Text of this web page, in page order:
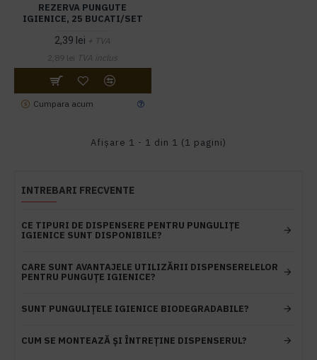
REZERVA PUNGUTE
IGIENICE, 25 BUCATI/SET
2,39 lei + TVA
2,89 lei TVA inclus
Cumpara acum
Afişare 1 - 1 din 1 (1 pagini)
INTREBARI FRECVENTE
CE TIPURI DE DISPENSERE PENTRU PUNGULIȚE
IGIENICE SUNT DISPONIBILE?
CARE SUNT AVANTAJELE UTILIZĂRII DISPENSERELELOR
PENTRU PUNGUȚE IGIENICE?
SUNT PUNGULIȚELE IGIENICE BIODEGRADABILE?
CUM SE MONTEAZĂ ȘI ÎNTREȚINE DISPENSERUL?